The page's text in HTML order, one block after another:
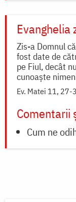
Evanghelia
Zis-a Domnul
fost date de
pe Fiul, decât
cunoaște
Ev. Matei 11, 27-
Comentarii
Cum ne